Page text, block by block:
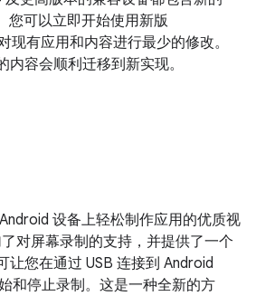
您可以立即开始使用新版
现有应用和内容进行最少的修改。
容会顺利迁移到新实现。
设备上轻松制作应用的优质视
对屏幕录制的支持，并提供了一个
让您在通过 USB 连接到 Android
和停止录制。这是一种全新的方